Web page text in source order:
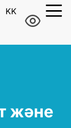
KK
және